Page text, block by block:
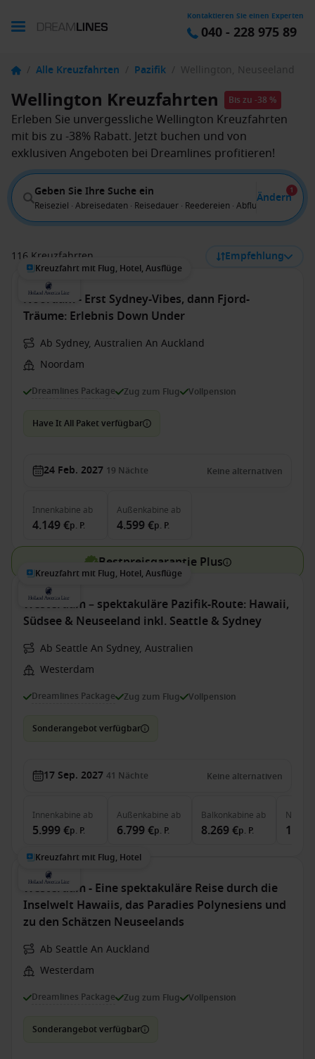
Kontaktieren Sie einen Experten
040 - 228 975 89
/ Alle Kreuzfahrten / Pazifik / Wellington, Neuseeland
Wellington Kreuzfahrten Bis zu -38 %
Erleben Sie unvergessliche Wellington Kreuzfahrten
mit bis zu -38% Rabatt. Jetzt buchen und von
exklusiven Angeboten bei Dreamlines profitieren!
Geben Sie Ihre Suche ein
Reiseziel · Abreisedaten · Reisedauer · Reedereien · Abflug von
Ändern
1
116 Kreuzfahrten Empfehlung
Kreuzfahrt mit Flug, Hotel, Ausflüge
Noordam - Erst Sydney-Vibes, dann Fjord-
Träume: Erlebnis Down Under
Ab Sydney, Australien An Auckland
Noordam
Dreamlines Package Zug zum Flug Vollpension
Have It All Paket verfügbar
24 Feb. 2027 19 Nächte Keine alternativen
Innenkabine ab
4.149 €p. P.
Außenkabine ab
4.599 €p. P.
Bestpreisgarantie Plus
Kreuzfahrt mit Flug, Hotel, Ausflüge
Westerdam – spektakuläre Pazifik-Route: Hawaii,
Südsee & Neuseeland inkl. Seattle & Sydney
Ab Seattle An Sydney, Australien
Westerdam
Dreamlines Package Zug zum Flug Vollpension
Sonderangebot verfügbar
17 Sep. 2027 41 Nächte Keine alternativen
Innenkabine ab
5.999 €p. P.
Außenkabine ab
6.799 €p. P.
Balkonkabine ab
8.269 €p. P.
Kreuzfahrt mit Flug, Hotel
Westerdam - Eine spektakuläre Reise durch die
Inselwelt Hawaiis, das Paradies Polynesiens und
zu den Schätzen Neuseelands
Ab Seattle An Auckland
Westerdam
Dreamlines Package Zug zum Flug Vollpension
Sonderangebot verfügbar